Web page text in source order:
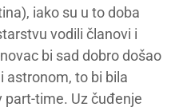
iako su u to doba
vodili članovi i
bi sad dobro došao
astronom, to bi bila
part-time. Uz čuđenje